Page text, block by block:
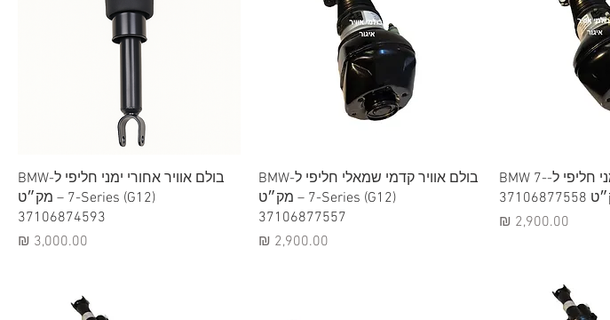
בולם אוויר קדמי ימני חליפי ל-BMW 7-
מחיר
תצוגה מהירה
בולם אוויר קדמי שמאלי חליפי ל-BMW
7-Series (G12) – מק״ט
37106877557
מחיר
תצוגה מהירה
בולם אוויר אחורי ימני חליפי ל-BMW
7-Series (G12) – מק״ט
37106874593
מחיר